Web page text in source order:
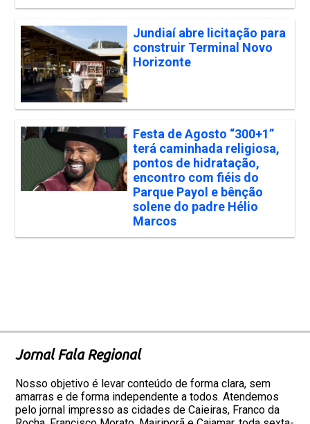
Jundiaí abre licitação para
construir Terminal Novo
Horizonte
Festa de Agosto “300+1”
terá caminhada religiosa,
pontos de hidratação,
encontro com fiéis do
Parque Payol e bênção
solene do padre Hélio
Marcos
Jornal Fala Regional
Nosso objetivo é levar conteúdo de forma clara, sem
amarras e de forma independente a todos. Atendemos
pelo jornal impresso as cidades de Caieiras, Franco da